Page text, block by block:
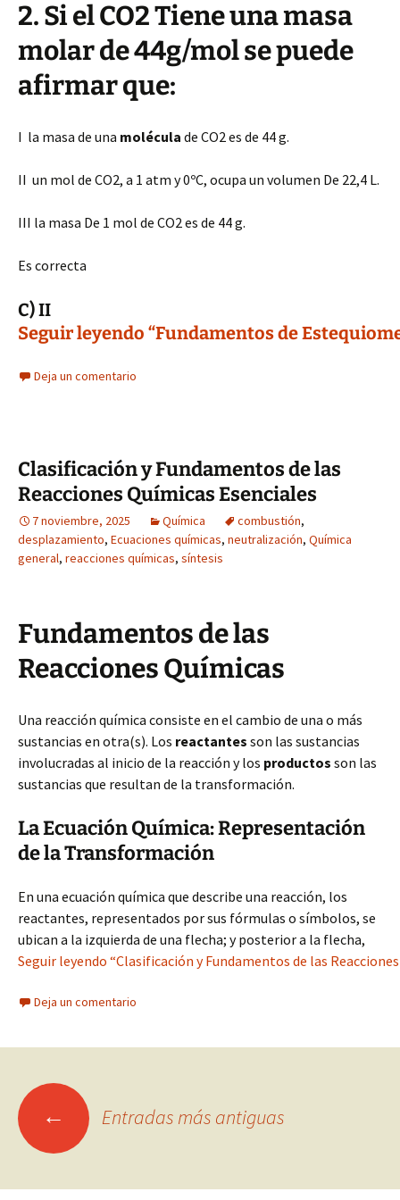
2. Si el CO2 Tiene una masa
molar de 44g/mol se puede
afirmar que:
I la masa de una molécula de CO2 es de 44 g.
II un mol de CO2, a 1 atm y 0ºC, ocupa un volumen De 22,4 L.
III la masa De 1 mol de CO2 es de 44 g.
Es correcta
C) II
Seguir leyendo “Fundamentos de
Deja un comentario
Clasificación y Fundamentos de las
Reacciones Químicas Esenciales
7 noviembre, 2025 Química combustión,
desplazamiento, Ecuaciones químicas, neutralización, Química
general, reacciones químicas, síntesis
Fundamentos de las
Reacciones Químicas
Una reacción química consiste en el cambio de una o más
sustancias en otra(s). Los reactantes son las sustancias
involucradas al inicio de la reacción y los productos son las
sustancias que resultan de la transformación.
La Ecuación Química: Representación
de la Transformación
En una ecuación química que describe una reacción, los
reactantes, representados por sus fórmulas o símbolos, se
ubican a la izquierda de una flecha; y posterior a la flecha,
Seguir leyendo “Clasificación y Fundamentos de las
Deja un comentario
Ir ← Entradas más antiguas